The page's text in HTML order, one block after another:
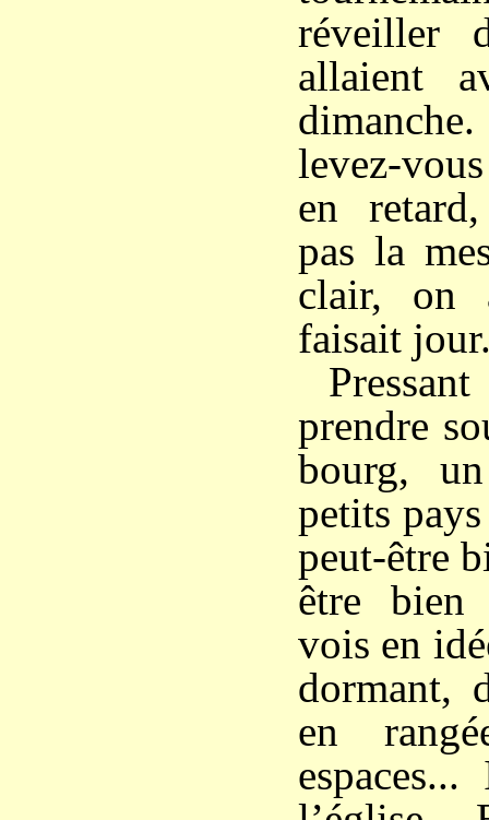
réveiller
allaient
levez-
en
pas la
clair, on
faisait
prendre
bourg,
petits
peut-être
être bien
vois en
dormant,
en